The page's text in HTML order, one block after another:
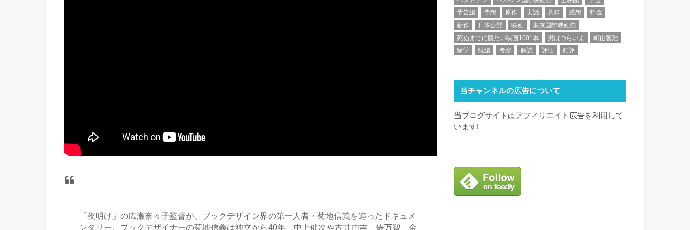
「夜明け」の広瀬奈々子監督が、ブックデザイン界の第一人者・菊地信義を追ったドキュメ
ンタリー。ブックデザイナーの菊地信義は独立から40年、中上健次や古井由吉、俵万智、金
予告編
予想 原作 実話 意味 感想
料金
新作
日本公開 映画
東京国際映画祭
死ぬまでに観たい映画1001本
男はつらいよ
町山智浩
留学
続編 考察 解説 評価 酷評
当チャンネルの広告について
当ブログサイトはアフィリエイト広告を利用して
います!